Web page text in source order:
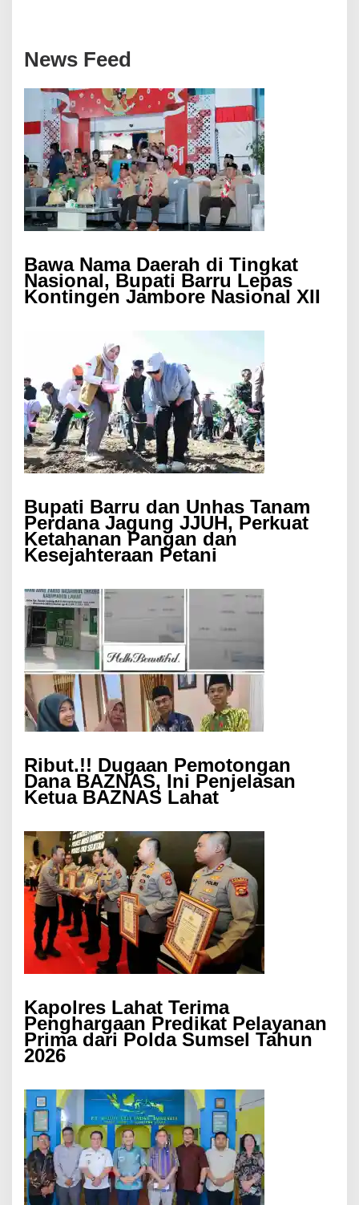
News Feed
Bawa Nama Daerah di Tingkat
Nasional, Bupati Barru Lepas
Kontingen Jambore Nasional XII
Bupati Barru dan Unhas Tanam
Perdana Jagung JJUH, Perkuat
Ketahanan Pangan dan
Kesejahteraan Petani
Ribut.!! Dugaan Pemotongan
Dana BAZNAS, Ini Penjelasan
Ketua BAZNAS Lahat
Kapolres Lahat Terima
Penghargaan Predikat Pelayanan
Prima dari Polda Sumsel Tahun
2026